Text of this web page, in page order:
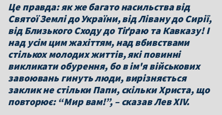
Це правда: як же багато насильства від
Святої Землі до України, від Лівану до Сирії,
від Близького Сходу до Тіґраю та Кавказу! І
над усім цим жахіттям, над вбивствами
стількох молодих життів, які повинні
викликати обурення, бо в ім'я військових
завоювань гинуть люди, вирізняється
заклик не стільки Папи, скільки Христа, що
повторює: “Мир вам!”, – сказав Лев XIV.